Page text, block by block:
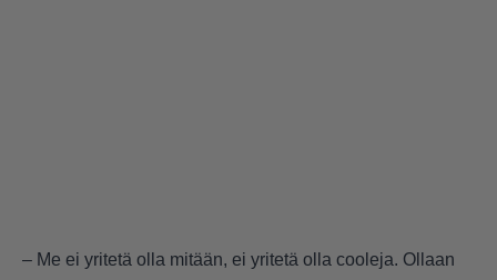
– Me ei yritetä olla mitään, ei yritetä olla cooleja. Ollaan